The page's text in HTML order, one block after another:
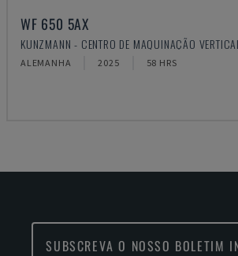
WF 650 5AX
KUNZMANN - CENTRO DE MAQUINAÇÃO VERTICAL
ALEMANHA 2025 58 HRS
SUBSCREVA O NOSSO BOLETIM